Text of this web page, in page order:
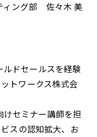
ィング部 佐々木 美
ドセールスを経験
トワークス株式会
セミナー講師を担
スの認知拡大、お